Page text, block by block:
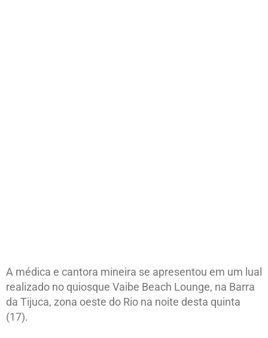
A médica e cantora mineira se apresentou em um lual
realizado no quiosque Vaibe Beach Lounge, na Barra
da Tijuca, zona oeste do Rio na noite desta quinta
(17).